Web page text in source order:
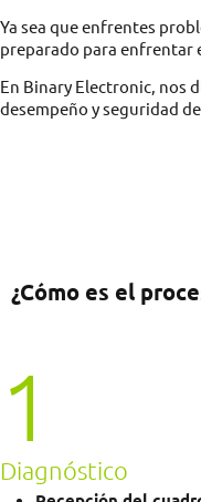
Ya sea que enfrentes
preparado para enfrentar
En Binary Electronic, nos
desempeño y seguridad
¿Cómo es el
1
Diagnóstico